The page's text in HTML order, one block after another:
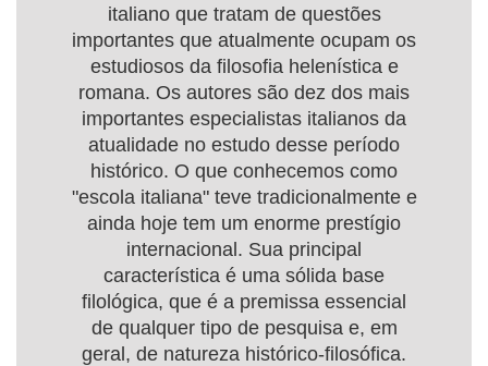
italiano que tratam de questões
importantes que atualmente ocupam os
estudiosos da filosofia helenística e
romana. Os autores são dez dos mais
importantes especialistas italianos da
atualidade no estudo desse período
histórico. O que conhecemos como
"escola italiana" teve tradicionalmente e
ainda hoje tem um enorme prestígio
internacional. Sua principal
característica é uma sólida base
filológica, que é a premissa essencial
de qualquer tipo de pesquisa e, em
geral, de natureza histórico-filosófica.